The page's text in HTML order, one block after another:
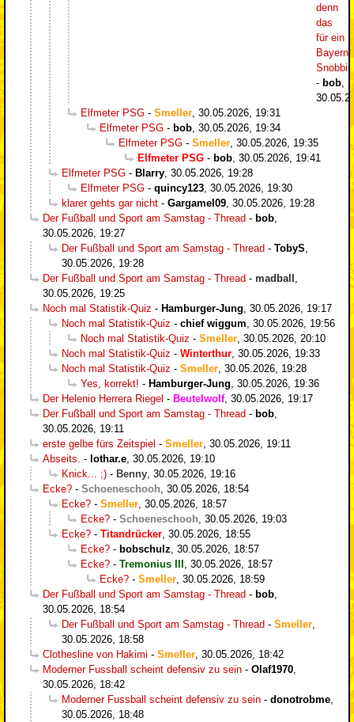
denn
das
für ein
Bayern-
- bob
Elfmeter PSG - Smeller 30.05.2026, 19:31
Elfmeter PSG - bob 30.05.2026, 19:34
Elfmeter PSG - Smeller 30.05.2026, 19:35
Elfmeter PSG - bob 30.05.2026, 19:41
Elfmeter PSG - Blarry 30.05.2026, 19:28
Elfmeter PSG - quincy123 30.05.2026, 19:30
klarer gehts gar nicht - Gargamel09 30.05.2026, 19:28
Der Fußball und Sport am Samstag - Thread - bob
30.05.2026, 19:27
Der Fußball und Sport am Samstag - Thread - TobyS
30.05.2026, 19:28
Der Fußball und Sport am Samstag - Thread - madball
30.05.2026, 19:25
Noch mal Statistik-Quiz - Hamburger-Jung 30.05.2026, 19:17
Noch mal Statistik-Quiz - chief wiggum 30.05.2026, 19:56
Noch mal Statistik-Quiz - Smeller 30.05.2026, 20:10
Noch mal Statistik-Quiz - Winterthur 30.05.2026, 19:33
Noch mal Statistik-Quiz - Smeller 30.05.2026, 19:28
Yes, korrekt! - Hamburger-Jung 30.05.2026, 19:36
Der Helenio Herrera Riegel - Beutelwolf, 30.05.2026, 19:17
Der Fußball und Sport am Samstag - Thread - bob
30.05.2026, 19:11
erste gelbe fürs Zeitspiel - Smeller 30.05.2026, 19:11
Abseits. - lothar.e 30.05.2026, 19:10
Knick... ;) - Benny 30.05.2026, 19:16
Ecke? - Schoeneschooh 30.05.2026, 18:54
Ecke? - Smeller 30.05.2026, 18:57
Ecke? - Schoeneschooh 30.05.2026, 19:03
Ecke? - Titandrücker 30.05.2026, 18:55
Ecke? - bobschulz 30.05.2026, 18:57
Ecke? - Tremonius III
30.05.2026, 18:57
Ecke? - Smeller 30.05.2026, 18:59
Der Fußball und Sport am Samstag - Thread - bob
30.05.2026, 18:54
Der Fußball und Sport am Samstag - Thread - Smeller
30.05.2026, 18:58
Clothesline von Hakimi - Smeller 30.05.2026, 18:42
Moderner Fussball scheint defensiv zu sein - Olaf1970
30.05.2026, 18:42
Moderner Fussball scheint defensiv zu sein - donotrobme
30.05.2026, 18:48